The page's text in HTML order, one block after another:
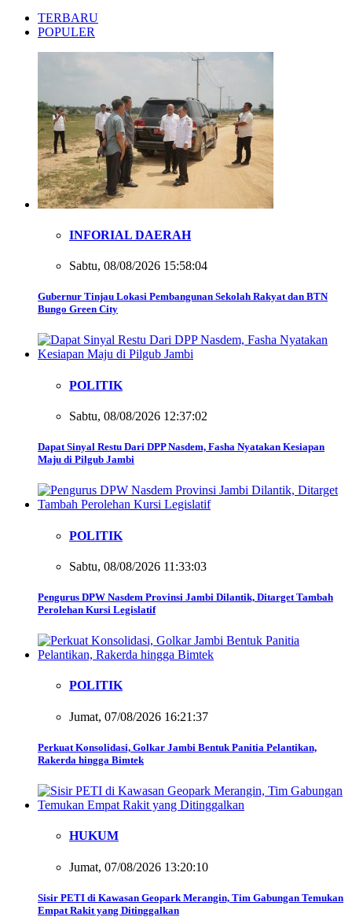
TERBARU
POPULER
INFORIAL DAERAH
Sabtu, 08/08/2026 15:58:04
Gubernur Tinjau Lokasi Pembangunan Sekolah Rakyat dan BTN
Bungo Green City
POLITIK
Sabtu, 08/08/2026 12:37:02
Dapat Sinyal Restu Dari DPP Nasdem, Fasha Nyatakan Kesiapan
Maju di Pilgub Jambi
POLITIK
Sabtu, 08/08/2026 11:33:03
Pengurus DPW Nasdem Provinsi Jambi Dilantik, Ditarget Tambah
Perolehan Kursi Legislatif
POLITIK
Jumat, 07/08/2026 16:21:37
Perkuat Konsolidasi, Golkar Jambi Bentuk Panitia Pelantikan,
Rakerda hingga Bimtek
HUKUM
Jumat, 07/08/2026 13:20:10
Sisir PETI di Kawasan Geopark Merangin, Tim Gabungan Temukan
Empat Rakit yang Ditinggalkan